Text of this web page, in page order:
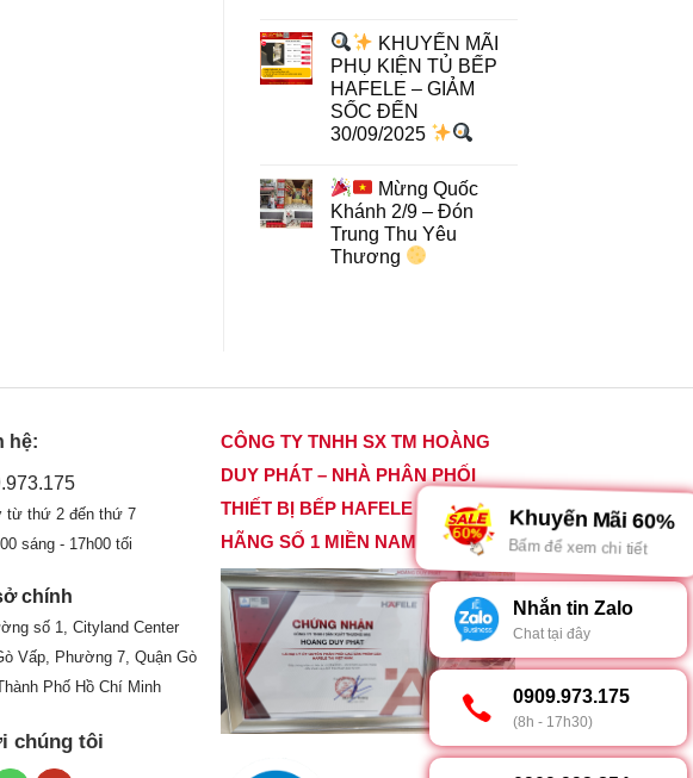
KHUYẾN MÃI
PHỤ KIỆN TỦ BẾP
HAFELE – GIẢM
SỐC ĐẾN
30/09/2025
Mừng Quốc
Khánh 2/9 – Đón
Trung Thu Yêu
Thương
hệ:
từ thứ 2 đến thứ 7
sáng - 17h00 tối
chính
số 1, Cityland Center
Vấp, Phường 7, Quận Gò
Phố Hồ Chí Minh
chúng tôi
CÔNG TY TNHH SX TM HOÀNG
DUY PHÁT – NHÀ PHÂN PHỐI
THIẾT BỊ BẾP HAFELE CHÍNH
HÃNG SỐ 1 MIỀN NAM
Khuyến Mãi 60%
Bấm để xem chi tiết
Nhắn tin Zalo
Chat tại đây
0909.973.175
(8h - 17h30)